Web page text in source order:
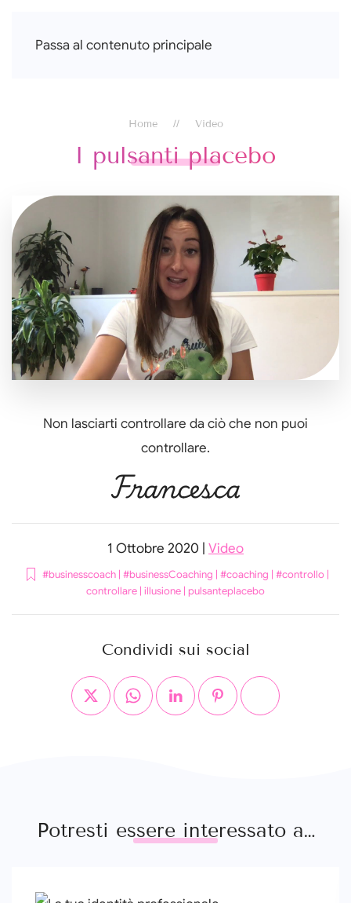
Passa al contenuto principale
Francesca Di Falco
Home Video
I pulsanti placebo
Non lasciarti controllare da ciò che non puoi
controllare.
Francesca
1 Ottobre 2020 Video
#businesscoach| #businessCoaching | #coaching | #controllo|
controllare | illusione | pulsanteplacebo
Condividi sui social
Potresti essere interessato a…